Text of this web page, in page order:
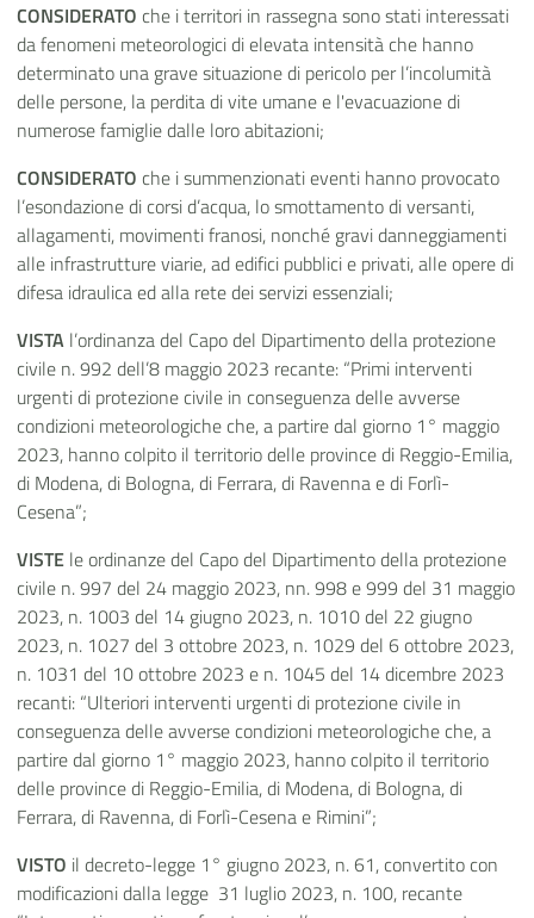
CONSIDERATO che i territori in rassegna sono stati interessati
da fenomeni meteorologici di elevata intensità che hanno
determinato una grave situazione di pericolo per l’incolumità
delle persone, la perdita di vite umane e l'evacuazione di
numerose famiglie dalle loro abitazioni;
CONSIDERATO che i summenzionati eventi hanno provocato
l’esondazione di corsi d’acqua, lo smottamento di versanti,
allagamenti, movimenti franosi, nonché gravi danneggiamenti
alle infrastrutture viarie, ad edifici pubblici e privati, alle opere di
difesa idraulica ed alla rete dei servizi essenziali;
VISTA l’ordinanza del Capo del Dipartimento della protezione
civile n. 992 dell’8 maggio 2023 recante: “Primi interventi
urgenti di protezione civile in conseguenza delle avverse
condizioni meteorologiche che, a partire dal giorno 1° maggio
2023, hanno colpito il territorio delle province di Reggio-Emilia,
di Modena, di Bologna, di Ferrara, di Ravenna e di Forlì-
Cesena”;
VISTE le ordinanze del Capo del Dipartimento della protezione
civile n. 997 del 24 maggio 2023, nn. 998 e 999 del 31 maggio
2023, n. 1003 del 14 giugno 2023, n. 1010 del 22 giugno
2023, n. 1027 del 3 ottobre 2023, n. 1029 del 6 ottobre 2023,
n. 1031 del 10 ottobre 2023 e n. 1045 del 14 dicembre 2023
recanti: “Ulteriori interventi urgenti di protezione civile in
conseguenza delle avverse condizioni meteorologiche che, a
partire dal giorno 1° maggio 2023, hanno colpito il territorio
delle province di Reggio-Emilia, di Modena, di Bologna, di
Ferrara, di Ravenna, di Forlì-Cesena e Rimini”;
VISTO il decreto-legge 1° giugno 2023, n. 61, convertito con
modificazioni dalla legge 31 luglio 2023, n. 100, recante